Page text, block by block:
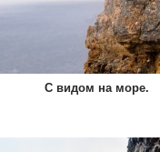
С видом на море.